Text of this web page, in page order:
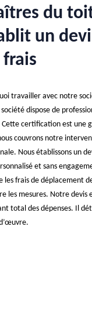
du
un
frais
travailler avec notre
dispose de
Cette certification est une
couvrons notre
Nous établissons un
et sans
les frais de déplacement
les mesures. Notre devis
total des dépenses. Il